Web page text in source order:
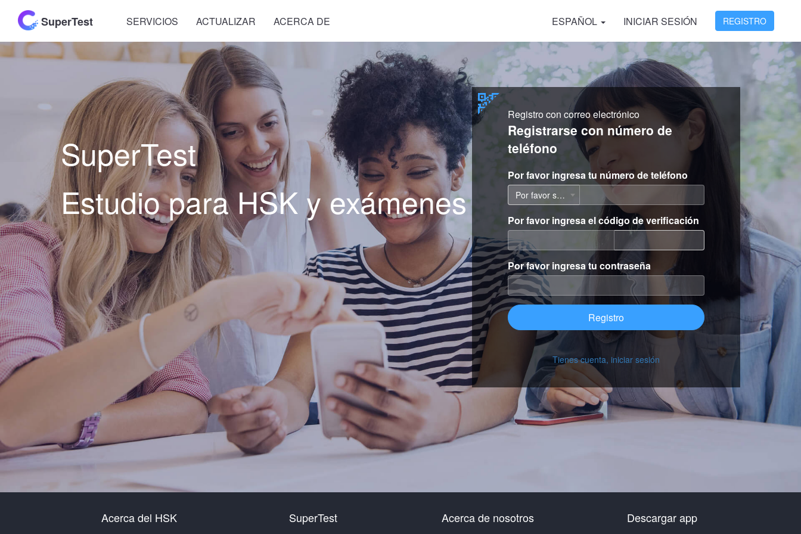
SuperTest SERVICIOS ACTUALIZAR ACERCA DE ESPAÑOL INICIAR SESIÓN REGISTRO
SuperTest
Estudio para HSK y exámenes
Registro con correo electrónico
Registrarse con número de
teléfono
Por favor ingresa tu número de teléfono
Por favor selecciona
Por favor ingresa el código de verificación
Por favor ingresa tu contraseña
Registro
Tienes cuenta, iniciar sesión
Acerca del HSK SuperTest Acerca de nosotros Descargar app